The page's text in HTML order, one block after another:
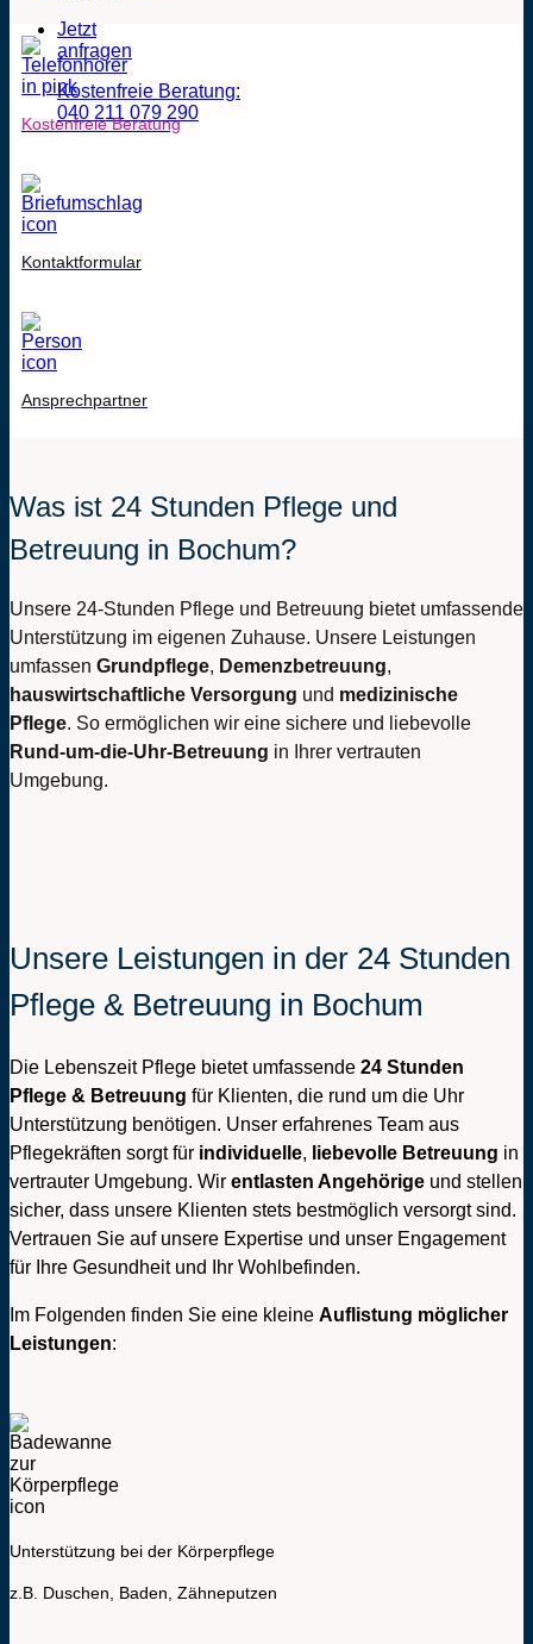
Jetzt
anfragen
Kostenfreie Beratung:
040 211 079 290
Kostenfreie Beratung
Kontaktformular
Ansprechpartner
Was ist 24 Stunden Pflege und
Betreuung in Bochum?
Unsere 24-Stunden Pflege und Betreuung bietet umfassende
Unterstützung im eigenen Zuhause. Unsere Leistungen
umfassen Grundpflege, Demenzbetreuung,
hauswirtschaftliche Versorgung und medizinische
Pflege. So ermöglichen wir eine sichere und liebevolle
Rund-um-die-Uhr-Betreuung in Ihrer vertrauten
Umgebung.
Unsere Leistungen in der 24 Stunden
Pflege & Betreuung in Bochum
Die Lebenszeit Pflege bietet umfassende 24 Stunden
Pflege & Betreuung für Klienten, die rund um die Uhr
Unterstützung benötigen. Unser erfahrenes Team aus
Pflegekräften sorgt für individuelle, liebevolle Betreuung in
vertrauter Umgebung. Wir entlasten Angehörige und stellen
sicher, dass unsere Klienten stets bestmöglich versorgt sind.
Vertrauen Sie auf unsere Expertise und unser Engagement
für Ihre Gesundheit und Ihr Wohlbefinden.
Im Folgenden finden Sie eine kleine Auflistung möglicher
Leistungen:
Unterstützung bei der Körperpflege
z.B. Duschen, Baden, Zähneputzen